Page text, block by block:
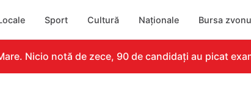
Sport Cultură Naționale Bursa
Nicio notă de zece, 90 de candidați au picat